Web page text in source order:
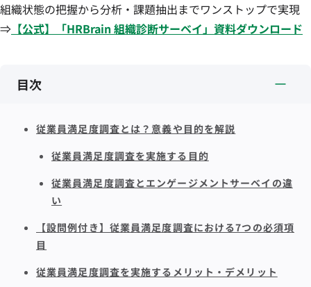
組織状態の把握から分析・課題抽出までワンストップで実現
⇒ 【公式】「HRBrain組織診断サーベイ」資料ダウンロード
目次
従業員満足度調査とは？意義や目的を解説
従業員満足度調査を実施する目的
従業員満足度調査とエンゲージメントサーベイの違
い
【設問例付き】従業員満足度調査における7つの必須項
目
従業員満足度調査を実施するメリット・デメリット